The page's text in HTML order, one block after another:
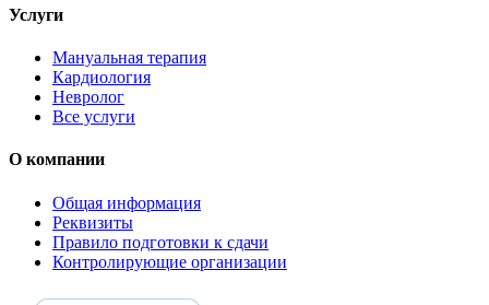
Услуги
Мануальная терапия
Кардиология
Невролог
Все услуги
О компании
Общая информация
Реквизиты
Правило подготовки к сдачи
Контролирующие организации